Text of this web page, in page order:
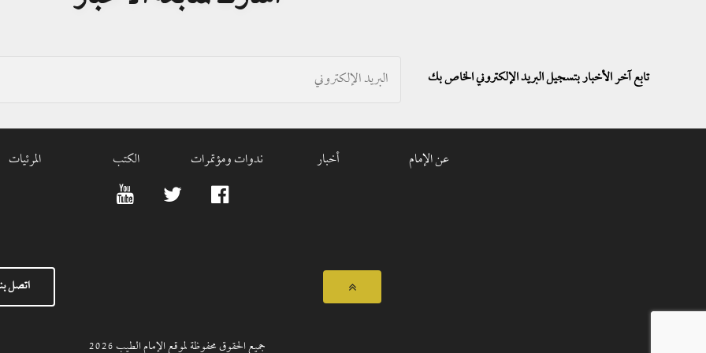
تابع آخر الأخبار بتسجيل البريد الإلكتروني الخاص بك
عن الإمام أخبار ندوات ومؤتمرات الكتب المرئيات
اتصل
جميع الحقوق محفوظة لموقع الإمام الطيب2026